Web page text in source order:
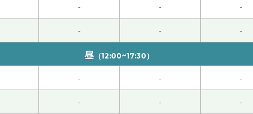
音乐品味很相似。周深的《大拉崩塌》非常精彩，他一
你知道吗？下次跟你讲这事。下次见！( 男性 )
明白了。瞎吵，瞎跑，瞎着急，瞎操心等。谢谢您，下次
家务和自己的事情，也不错。期待下次見！
- - -
- - -
昼（12:00~17:30）
- - -
- - -